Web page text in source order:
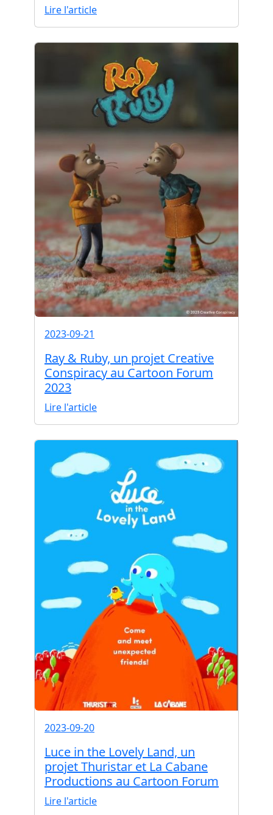
Lire l'article
2023-09-21
Ray & Ruby, un projet Creative
Conspiracy au Cartoon Forum
2023
Lire l'article
2023-09-20
Luce in the Lovely Land, un
projet Thuristar et La Cabane
Productions au Cartoon Forum
Lire l'article